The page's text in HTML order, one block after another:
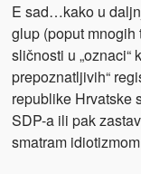
E sad…kako u
glup (poput mnogih
sličnosti u „oznaci“
prepoznatljivih“
republike Hrvatske
SDP-a ili pak
smatram